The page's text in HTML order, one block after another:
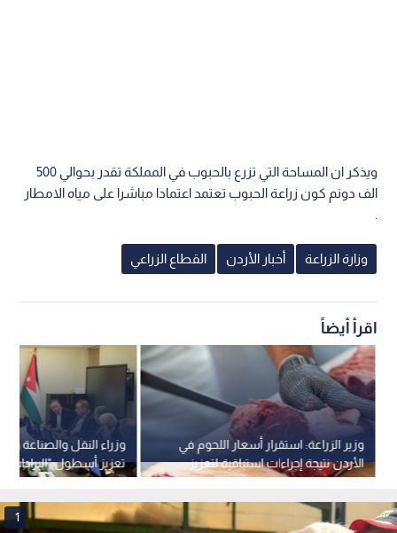
ويذكر ان المساحة التي تزرع بالحبوب في المملكة تقدر بحوالي 500
الف دونم كون زراعة الحبوب تعتمد اعتمادا مباشرا على مياه الامطار
وزارة الزراعة أخبار الأردن القطاع الزراعي
اقرأ أيضاً
وزراء النقل والصناعة
تعزيز أسطول "البرادات
للصادرات الوطنية
وزير الزراعة: استقرار أسعار اللحوم في
الأردن نتيجة إجراءات استباقية لتعزيز
الأمن الغذائي
1